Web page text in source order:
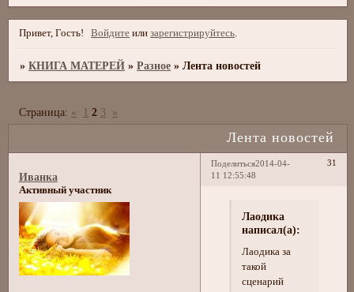
Привет, Гость! Войдите илизарегистрируйтесь
»КНИГА МАТЕРЕЙ »Разное »Лента новостей
Лента новостей
Страница: « 1 2 3 »
Поделиться 31
2014-04-
11 12:55:48
Иванка
Активный участник
Лаодика
написал(а):
Лаодика за
такой
сценарий